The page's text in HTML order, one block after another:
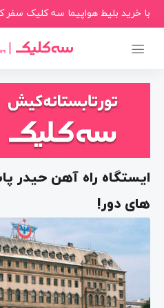
با خرید بلیط هواپیما سه کلیک سفر
ایستگاه راه آهن حیدر
های دور!